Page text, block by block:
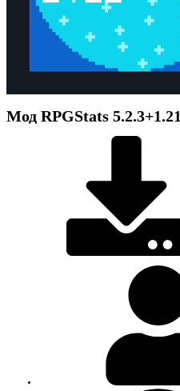
Мод RPGStats 5.2.3+1.21